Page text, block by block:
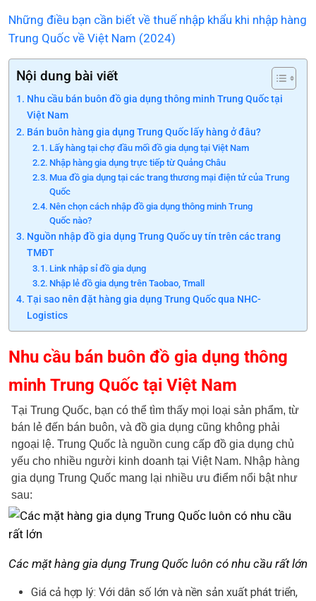
Những điều bạn cần biết về thuế nhập khẩu khi nhập hàng
Trung Quốc về Việt Nam (2024)
Nội dung bài viết
Nhu cầu bán buôn đồ gia dụng thông minh Trung Quốc tại
Việt Nam
Bán buôn hàng gia dụng Trung Quốc lấy hàng ở đâu?
Lấy hàng tại chợ đầu mối đồ gia dụng tại Việt Nam
Nhập hàng gia dụng trực tiếp từ Quảng Châu
Mua đồ gia dụng tại các trang thương mại điện tử của Trung
Quốc
Nên chọn cách nhập đồ gia dụng thông minh Trung
Quốc nào?
Nguồn nhập đồ gia dụng Trung Quốc uy tín trên các trang
TMĐT
Link nhập sỉ đồ gia dụng
Nhập lẻ đồ gia dụng trên Taobao, Tmall
Tại sao nên đặt hàng gia dụng Trung Quốc qua NHC-
Logistics
Nhu cầu bán buôn đồ gia dụng thông
minh Trung Quốc tại Việt Nam
Tại Trung Quốc, bạn có thể tìm thấy mọi loại sản phẩm, từ
bán lẻ đến bán buôn, và đồ gia dụng cũng không phải
ngoại lệ. Trung Quốc là nguồn cung cấp đồ gia dụng chủ
yếu cho nhiều người kinh doanh tại Việt Nam. Nhập hàng
gia dụng Trung Quốc mang lại nhiều ưu điểm nổi bật như
sau:
Các mặt hàng gia dụng Trung Quốc luôn có nhu cầu rất lớn
Giá cả hợp lý: Với dân số lớn và nền sản xuất phát triển,